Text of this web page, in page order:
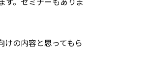
けの内容と思ってもら